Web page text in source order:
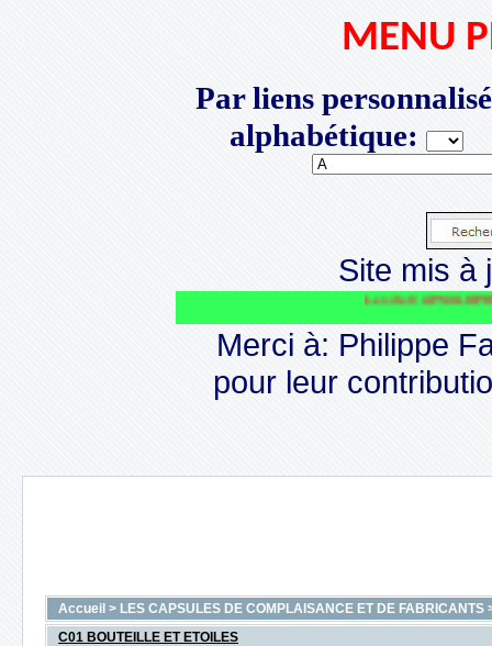
MENU
Par liens
alphabétique:
Site mis à
Le site CAPSULOPHILE va
Merci à: Philippe
pour leur
Accueil > LES CAPSULES DE COMPLAISANCE ET DE FABRICANTS
C01 BOUTEILLE ET ETOILES